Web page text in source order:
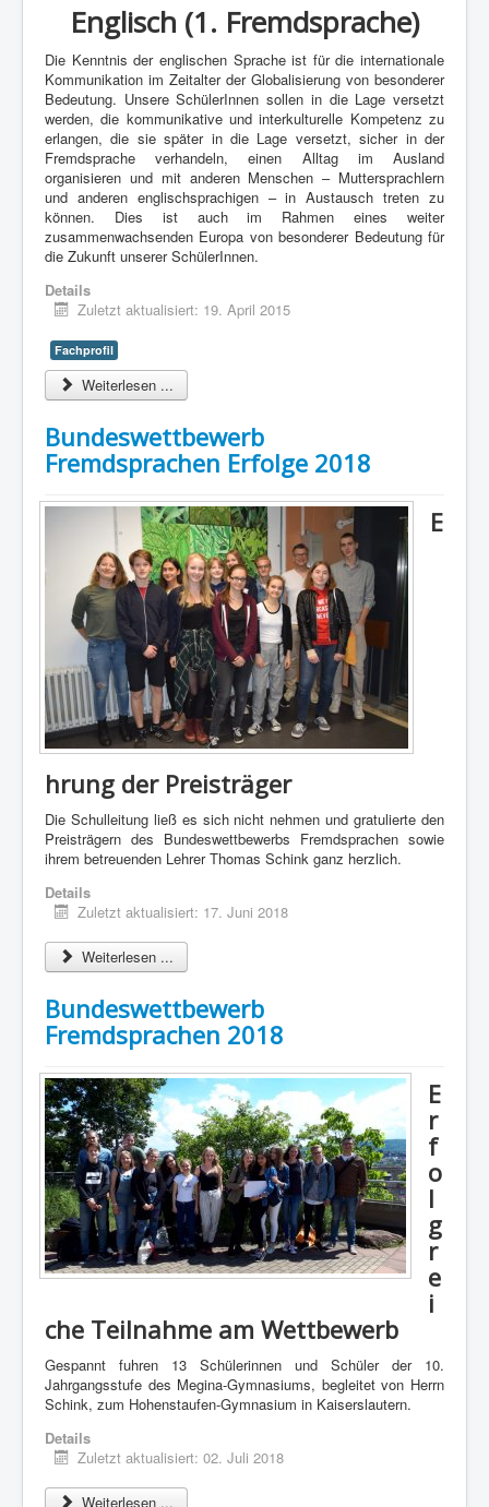
Englisch (1. Fremdsprache)
Die Kenntnis der englischen Sprache ist für die internationale
Kommunikation im Zeitalter der Globalisierung von besonderer
Bedeutung. Unsere SchülerInnen sollen in die Lage versetzt
werden, die kommunikative und interkulturelle Kompetenz zu
erlangen, die sie später in die Lage versetzt, sicher in der
Fremdsprache verhandeln, einen Alltag im Ausland
organisieren und mit anderen Menschen – Muttersprachlern
und anderen englischsprachigen – in Austausch treten zu
können. Dies ist auch im Rahmen eines weiter
zusammenwachsenden Europa von besonderer Bedeutung für
die Zukunft unserer SchülerInnen.
Details
Zuletzt aktualisiert: 19. April 2015
Fachprofil
Weiterlesen ...
Bundeswettbewerb
Fremdsprachen Erfolge 2018
E
hrung der Preisträger
Die Schulleitung ließ es sich nicht nehmen und gratulierte den
Preisträgern des Bundeswettbewerbs Fremdsprachen sowie
ihrem betreuenden Lehrer Thomas Schink ganz herzlich.
Details
Zuletzt aktualisiert: 17. Juni 2018
Weiterlesen ...
Bundeswettbewerb
Fremdsprachen 2018
E
r
f
o
l
g
r
e
i
che Teilnahme am Wettbewerb
Gespannt fuhren 13 Schülerinnen und Schüler der 10.
Jahrgangsstufe des Megina-Gymnasiums, begleitet von Herrn
Schink, zum Hohenstaufen-Gymnasium in Kaiserslautern.
Details
Zuletzt aktualisiert: 02. Juli 2018
Weiterlesen ...